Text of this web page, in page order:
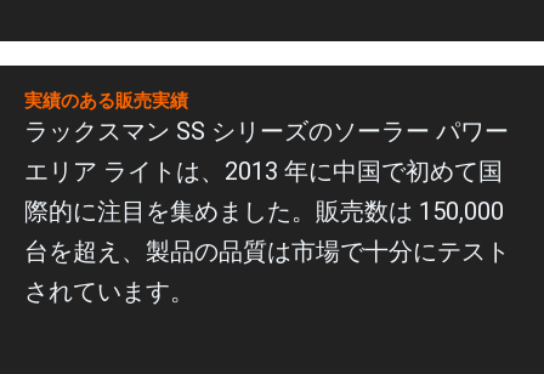
実績のある販売実績
ラックスマン SS シリーズのソーラー パワー
エリア ライトは、2013 年に中国で初めて国
際的に注目を集めました。販売数は 150,000
台を超え、製品の品質は市場で十分にテスト
されています。